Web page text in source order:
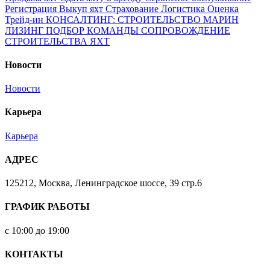
Регистрация Выкуп яхт Страхование Логистика Оценка
Трейд-ин КОНСАЛТИНГ: СТРОИТЕЛЬСТВО МАРИН
ЛИЗИНГ ПОДБОР КОМАНДЫ СОПРОВОЖДЕНИЕ
СТРОИТЕЛЬСТВА ЯХТ
Новости
Новости
Карьера
Карьера
АДРЕС
125212, Москва, Ленинградское шоссе, 39 стр.6
ГРАФИК РАБОТЫ
с 10:00 до 19:00
КОНТАКТЫ